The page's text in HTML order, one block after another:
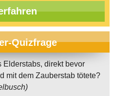
Quizfrage
Elderstabs, direkt bevor
mit dem Zauberstab tötete?